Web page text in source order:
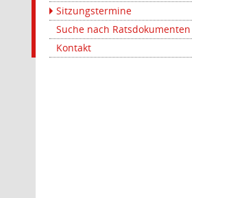
Sitzungstermine
Suche nach Ratsdokumenten
Kontakt